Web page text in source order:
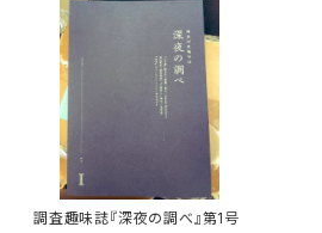
調査趣味誌『深夜の調べ』第1号